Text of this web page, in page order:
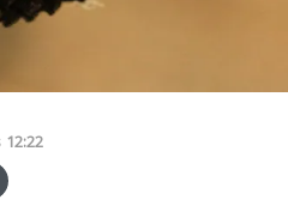
12:22